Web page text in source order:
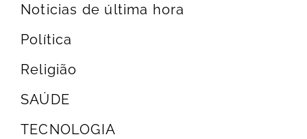
Noticias de última hora
Política
Religião
SAÚDE
TECNOLOGIA